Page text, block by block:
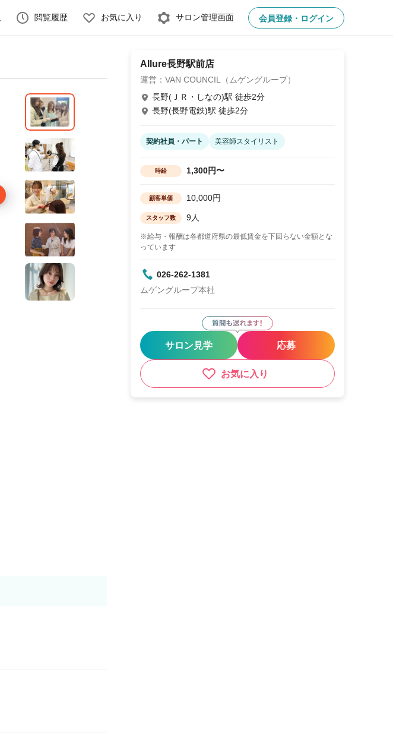
閲覧履歴 お気に入り サロン管理画面 会員登録・ログイン
Allure長野駅前店
運営：VAN COUNCIL（ムゲングループ）
長野(ＪＲ・しなの)駅 徒歩2分
長野(長野電鉄)駅 徒歩2分
契約社員・パート 美容師スタイリスト
時給 1,300円〜
顧客単価 10,000円
スタッフ数 9人
※給与・報酬は各都道府県の最低賃金を下回らない金額とな
っています
026-262-1381
ムゲングループ本社
サロン見学 応募
お気に入り